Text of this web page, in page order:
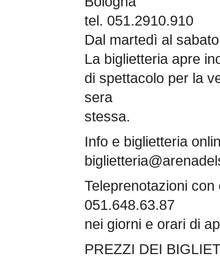
tel. 051.2910.910
Dal martedì al
La biglietteria apre
di spettacolo per la
sera
stessa.
Info e biglietteria
Teleprenotazioni
051.648.63.87
nei giorni e orari di
PREZZI DEI